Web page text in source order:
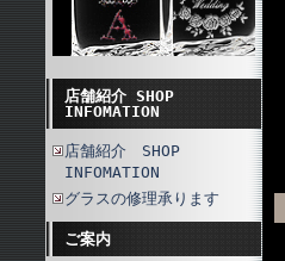
店舗紹介 SHOP
INFOMATION
店舗紹介 SHOP
INFOMATION
グラスの修理承ります
ご案内